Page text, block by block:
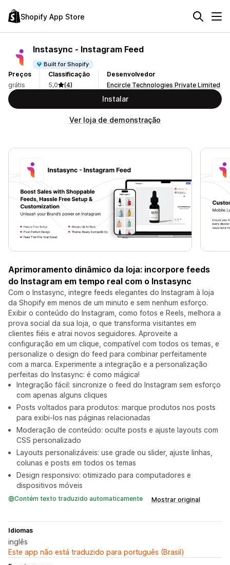
Shopify App Store
Instasync ‑ Instagram Feed
Built for Shopify
Preços
grátis
Classificação
5,0
(4)
Desenvolvedor
Encircle Technologies Private Limited
Instalar
Ver loja de demonstração
Aprimoramento dinâmico da loja: incorpore feeds
do Instagram em tempo real com o Instasync
Com o Instasync, integre feeds elegantes do Instagram à loja
da Shopify em menos de um minuto e sem nenhum esforço.
Exibir o conteúdo do Instagram, como fotos e Reels, melhora a
prova social da sua loja, o que transforma visitantes em
clientes fiéis e atrai novos seguidores. Aproveite a
configuração em um clique, compatível com todos os temas, e
personalize o design do feed para combinar perfeitamente
com a marca. Experimente a integração e a personalização
perfeitas do Instasync: é como mágica!
Integração fácil: sincronize o feed do Instagram sem esforço
com apenas alguns cliques
Posts voltados para produtos: marque produtos nos posts
para exibi-los nas páginas relacionadas
Moderação de conteúdo: oculte posts e ajuste layouts com
CSS personalizado
Layouts personalizáveis: use grade ou slider, ajuste linhas,
colunas e posts em todos os temas
Design responsivo: otimizado para computadores e
dispositivos móveis
Contém texto traduzido automaticamente Mostrar original
Idiomas
inglês
Este app não está traduzido para português (Brasil)